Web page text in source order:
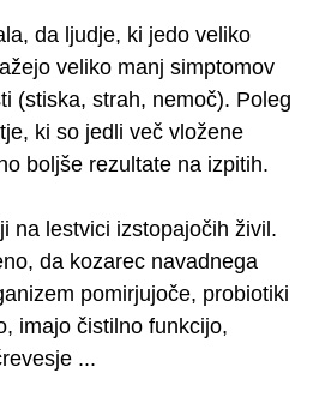
da ljudje, ki jedo veliko
veliko manj simptomov
(stiska, strah, nemoč). Poleg
ki so jedli več vložene
boljše rezultate na izpitih.
na lestvici izstopajočih živil.
da kozarec navadnega
pomirjujoče, probiotiki
imajo čistilno funkcijo,
...